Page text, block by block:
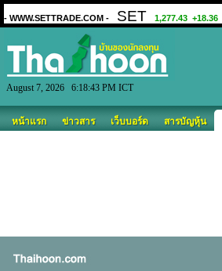
August 7, 2026 6:18:43 PM ICT
หน้าแรก ข่าวสาร เว็บบอร์ด สารบัญหุ้น